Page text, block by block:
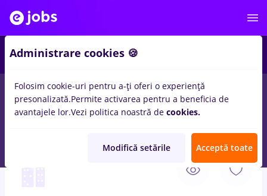
Salarii Remote (de acasă) București Cluj-
Administrare cookies 🍪
Folosim cookie-uri pentru a-ți oferi o experiență
presonalizată.Permite activarea pentru a beneficia de
avantajele lor.Vezi politica noastră de cookies.
Modifică setările Acceptă toate